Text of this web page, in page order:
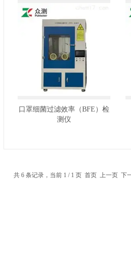
口罩细菌过滤效率（BFE）检
测仪
共 6 条记录，当前 1 / 1 页 首页 上一页 下